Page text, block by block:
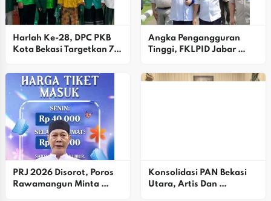
Harlah Ke-28, DPC PKB
Kota Bekasi Targetkan 7
2029
Angka Pengangguran
Tinggi, FKLPID Jabar
Ekosistem
PRJ 2026 Disorot, Poros
Rawamangun Minta
Konsolidasi PAN Bekasi
Utara, Artis Dan